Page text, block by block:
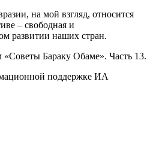
на мой взгляд, относится
– свободная и
развитии наших стран.
Бараку Обаме». Часть 13.
поддержке ИА